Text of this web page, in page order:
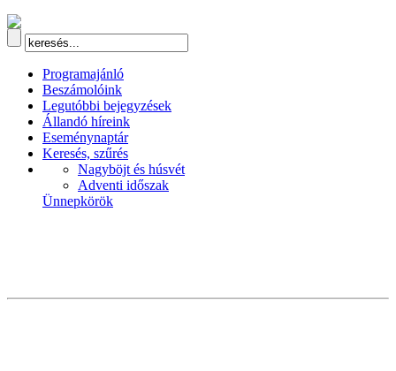
Programajánló
Beszámolóink
Legutóbbi bejegyzések
Állandó híreink
Eseménynaptár
Keresés, szűrés
Nagyböjt és húsvét
Adventi időszak
Ünnepkörök